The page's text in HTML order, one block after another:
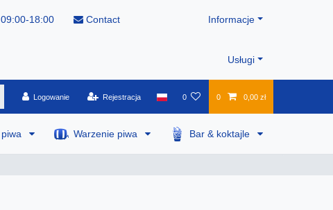
18:00 Contact Informacje
Usługi
Logowanie Rejestracja 0 0 0,00 zł
Warzenie piwa Bar & koktajle